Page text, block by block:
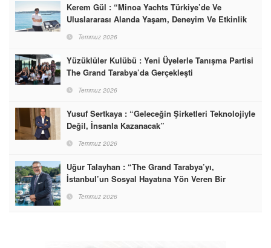
Kerem Gül : “Minoa Yachts Türkiye’de Ve
Uluslararası Alanda Yaşam, Deneyim Ve Etkinlik
Temmuz 2026
Yüzüklüler Kulübü : Yeni Üyelerle Tanışma Partisi
The Grand Tarabya’da Gerçekleşti
Temmuz 2026
Yusuf Sertkaya : “Geleceğin Şirketleri Teknolojiyle
Değil, İnsanla Kazanacak”
Temmuz 2026
Uğur Talayhan : “The Grand Tarabya’yı,
İstanbul’un Sosyal Hayatına Yön Veren Bir
Temmuz 2026